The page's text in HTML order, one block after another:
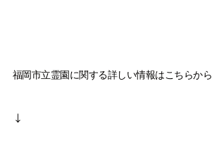
福岡市立霊園に関する詳しい情報はこちらから
↓